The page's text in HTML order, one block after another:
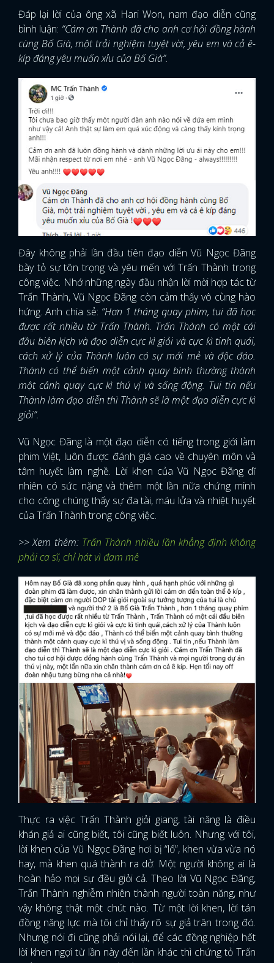
Đáp lại lời của ông xã Hari Won, nam đạo diễn cũng
bình luận: “Cám ơn Thành đã cho anh cơ hội đồng hành
cùng Bố Già, một trải nghiệm tuyệt vời, yêu em và cả ê-
kíp đáng yêu muốn xỉu của Bố Già”.
Đây không phải lần đầu tiên đạo diễn Vũ Ngọc Đãng
bày tỏ sự tôn trọng và yêu mến với Trấn Thành trong
công việc. Nhớ những ngày đầu nhận lời mời hợp tác từ
Trấn Thành, Vũ Ngọc Đãng còn cảm thấy vô cùng hào
hứng. Anh chia sẻ: “Hơn 1 tháng quay phim, tui đã học
được rất nhiều từ Trấn Thành. Trấn Thành có một cái
đầu biên kịch và đạo diễn cực kì giỏi và cực kì tinh quái,
cách xử lý của Thành luôn có sự mới mẻ và độc đáo.
Thành có thể biến một cảnh quay bình thường thành
một cảnh quay cực kì thú vị và sống động. Tui tin nếu
Thành làm đạo diễn thì Thành sẽ là một đạo diễn cực kì
giỏi”.
Vũ Ngọc Đãng là một đạo diễn có tiếng trong giới làm
phim Việt, luôn được đánh giá cao về chuyên môn và
tâm huyết làm nghề. Lời khen của Vũ Ngọc Đãng dĩ
nhiên có sức nặng và thêm một lần nữa chứng minh
cho công chúng thấy sự đa tài, máu lửa và nhiệt huyết
của Trấn Thành trong công việc.
>> Xem thêm: Trấn Thành nhiều lần khẳng định không
phải ca sĩ, chỉ hát vì đam mê
Thực ra việc Trấn Thành giỏi giang, tài năng là điều
khán giả ai cũng biết, tôi cũng biết luôn. Nhưng với tôi,
lời khen của Vũ Ngọc Đãng hơi bị “lố”, khen vừa vừa nó
hay, mà khen quá thành ra dở. Một người không ai là
hoàn hảo mọi sự đều giỏi cả. Theo lời Vũ Ngọc Đãng,
Trấn Thành nghiễm nhiên thành người toàn năng, như
vậy không thật một chút nào. Từ một lời khen, lời tán
đồng năng lực mà tôi chỉ thấy rõ sự giả trân trong đó.
Nhưng nói đi cũng phải nói lại, để các đồng nghiệp hết
lời khen ngợi từ lần này đến lần khác thì chứng tỏ Trấn